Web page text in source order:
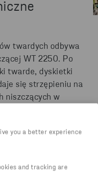
you a better experience
and tracking are
twardych odbywa
WT 2250. Po
twarde, dyskietki
się strzępieniu na
niszczących w